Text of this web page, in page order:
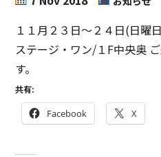
１１月２３日～２４日(日曜
ステージ・ワン/１F中央奥
す。
共有:
Facebook X